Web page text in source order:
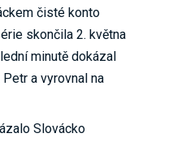
čisté konto
skončila 2. května
minutě dokázal
a vyrovnal na
Slovácko